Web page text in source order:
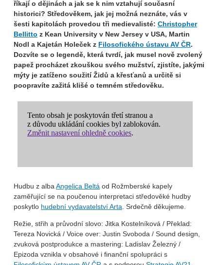
říkají o dějinách a jak se k nim vztahují současní
historici? Středověkem, jak jej možná neznáte, vás v
šesti kapitolách provedou tři medievalisté: Christopher
Bellitto z Kean University v New Jersey v USA, Martin
Nodl a Kajetán Holeček z Filosofického ústavu AV ČR.
Dozvíte se o legendě, která tvrdí, jak musel nově zvolený
papež procházet zkouškou svého mužství, zjistíte, jakými
mýty je zatíženo soužití Židů a křesťanů a určitě si
poopravíte zažitá klišé o temném středověku.
Hudbu z albaAngelica Beltá od Rožmberské kapely
zaměřující se na poučenou interpretaci středověké hudby
poskytlo hudební vydavatelství Arta. Srdečně děkujeme.
Režie, střih a průvodní slovo: Jitka Kostelníková / Překlad:
Tereza Novická / Voice over: Justin Svoboda / Sound design,
zvuková postprodukce a mastering: Ladislav Železný /
Epizoda vznikla v obsahové i finanční spolupráci s